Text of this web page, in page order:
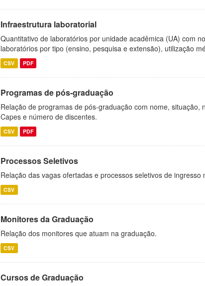
Infraestrutura laboratorial
Quantitativo de laboratórios por unidade acadêmica (UA) com
laboratórios por tipo (ensino, pesquisa e extensão), utilização
CSV PDF
Programas de pós-graduação
Relação de programas de pós-graduação com nome,
Capes e número de discentes.
CSV PDF
Processos Seletivos
Relação das vagas ofertadas e processos seletivos de ingresso
CSV
Monitores da Graduação
Relação dos monitores que atuam na graduação.
CSV
Cursos de Graduação